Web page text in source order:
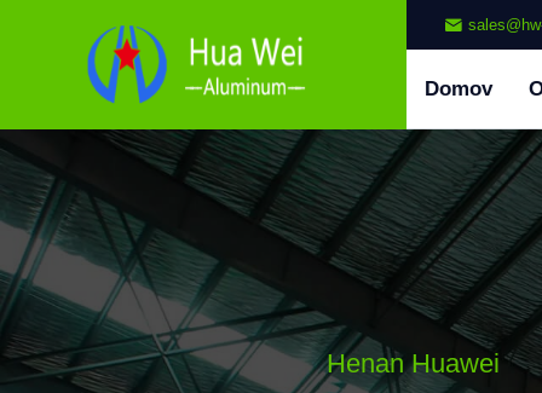
Domov
Henan Huawei